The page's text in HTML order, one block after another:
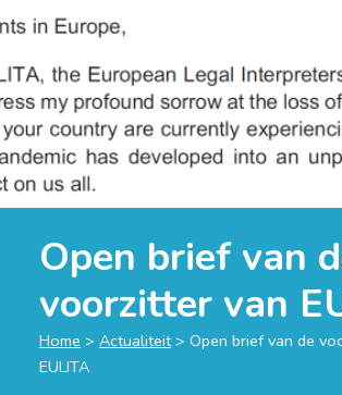
Open brief van
voorzitter van
Home > Actualiteit> Open brief van de
EULITA